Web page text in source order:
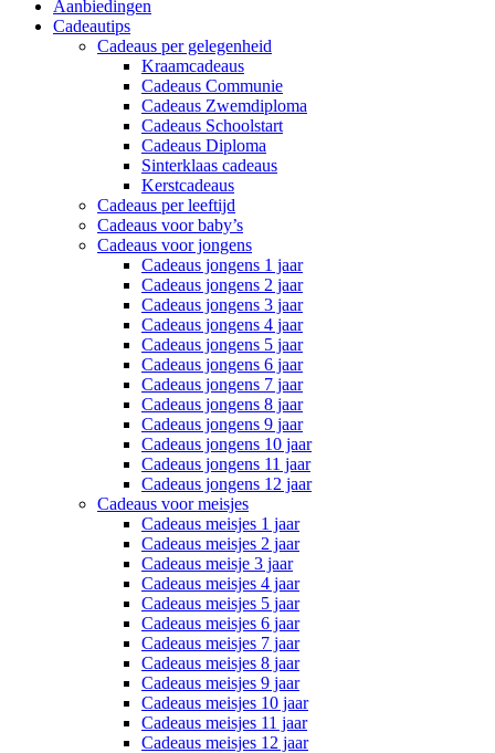
Aanbiedingen
Cadeautips
Cadeaus per gelegenheid
Kraamcadeaus
Cadeaus Communie
Cadeaus Zwemdiploma
Cadeaus Schoolstart
Cadeaus Diploma
Sinterklaas cadeaus
Kerstcadeaus
Cadeaus per leeftijd
Cadeaus voor baby’s
Cadeaus voor jongens
Cadeaus jongens 1 jaar
Cadeaus jongens 2 jaar
Cadeaus jongens 3 jaar
Cadeaus jongens 4 jaar
Cadeaus jongens 5 jaar
Cadeaus jongens 6 jaar
Cadeaus jongens 7 jaar
Cadeaus jongens 8 jaar
Cadeaus jongens 9 jaar
Cadeaus jongens 10 jaar
Cadeaus jongens 11 jaar
Cadeaus jongens 12 jaar
Cadeaus voor meisjes
Cadeaus meisjes 1 jaar
Cadeaus meisjes 2 jaar
Cadeaus meisje 3 jaar
Cadeaus meisjes 4 jaar
Cadeaus meisjes 5 jaar
Cadeaus meisjes 6 jaar
Cadeaus meisjes 7 jaar
Cadeaus meisjes 8 jaar
Cadeaus meisjes 9 jaar
Cadeaus meisjes 10 jaar
Cadeaus meisjes 11 jaar
Cadeaus meisjes 12 jaar